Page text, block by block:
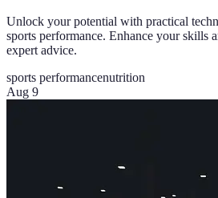
Unlock your potential with practical
sports performance. Enhance your skills
expert advice.
sports performancenutrition
Aug 9